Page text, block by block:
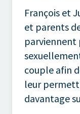
François et
et parents
parviennent
couple afin
leur
davantage